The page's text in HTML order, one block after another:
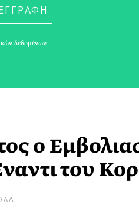
ο
του
δεδομένων.